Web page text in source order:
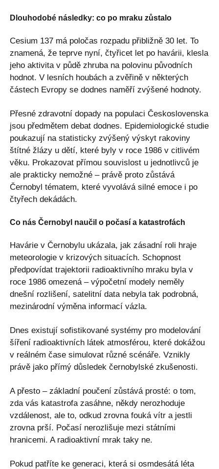
Dlouhodobé následky: co po mraku zůstalo
Cesium 137 má poločas rozpadu přibližně 30 let. To
znamená, že teprve nyní, čtyřicet let po havárii, klesla
jeho aktivita v půdě zhruba na polovinu původních
hodnot. V lesních houbách a zvěřině v některých
částech Evropy se dodnes naměří zvýšené hodnoty.
Přesné zdravotní dopady na populaci Československa
jsou předmětem debat dodnes. Epidemiologické studie
poukazují na statisticky zvýšený výskyt rakoviny
štítné žlázy u dětí, které byly v roce 1986 v citlivém
věku. Prokazovat přímou souvislost u jednotlivců je
ale prakticky nemožné – právě proto zůstává
Černobyl tématem, které vyvolává silné emoce i po
čtyřech dekádách.
Co nás Černobyl naučil o počasí a katastrofách
Havárie v Černobylu ukázala, jak zásadní roli hraje
meteorologie v krizových situacích. Schopnost
předpovídat trajektorii radioaktivního mraku byla v
roce 1986 omezená – výpočetní modely neměly
dnešní rozlišení, satelitní data nebyla tak podrobná,
mezinárodní výměna informací vázla.
Dnes existují sofistikované systémy pro modelování
šíření radioaktivních látek atmosférou, které dokážou
v reálném čase simulovat různé scénáře. Vznikly
právě jako přímý důsledek černobylské zkušenosti.
A přesto – základní poučení zůstává prosté: o tom,
zda vás katastrofa zasáhne, někdy nerozhoduje
vzdálenost, ale to, odkud zrovna fouká vítr a jestli
zrovna prší. Počasí nerozlišuje mezi státními
hranicemi. A radioaktivní mrak taky ne.
Pokud patříte ke generaci, která si osmdesátá léta